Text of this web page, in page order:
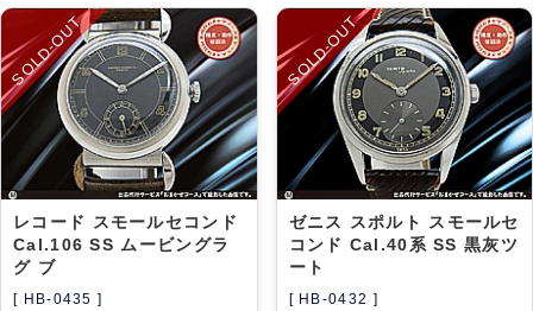
SOLD-OUT
レコード スモールセコンド
Cal.106 SS ムービングラ
グ ブ
[ HB-0435 ]
SOLD-OUT
ゼニス スポルト スモールセ
コンド Cal.40系 SS 黒灰ツ
ート
[ HB-0432 ]